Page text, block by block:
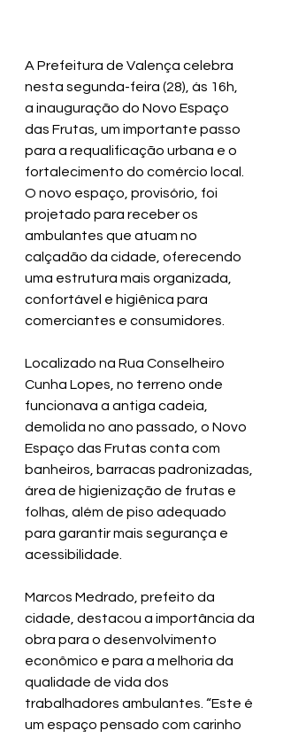
A Prefeitura de Valença celebra
nesta segunda-feira (28), ás 16h,
a inauguração do Novo Espaço
das Frutas, um importante passo
para a requalificação urbana e o
fortalecimento do comércio local.
O novo espaço, provisório, foi
projetado para receber os
ambulantes que atuam no
calçadão da cidade, oferecendo
uma estrutura mais organizada,
confortável e higiênica para
comerciantes e consumidores.
Localizado na Rua Conselheiro
Cunha Lopes, no terreno onde
funcionava a antiga cadeia,
demolida no ano passado, o Novo
Espaço das Frutas conta com
banheiros, barracas padronizadas,
área de higienização de frutas e
folhas, além de piso adequado
para garantir mais segurança e
acessibilidade.
Marcos Medrado, prefeito da
cidade, destacou a importância da
obra para o desenvolvimento
econômico e para a melhoria da
qualidade de vida dos
trabalhadores ambulantes. “Este é
um espaço pensado com carinho